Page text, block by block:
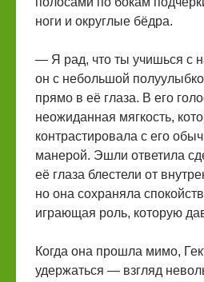
ноги и округлые бёдра.
— Я рад, что ты учишься с
он с небольшой
прямо в её глаза. В его
неожиданная мягкость,
контрастировала с его
манерой. Эшли ответила
её глаза блестели от
но она сохраняла
играющая роль, которую
Когда она прошла мимо,
удержаться — взгляд